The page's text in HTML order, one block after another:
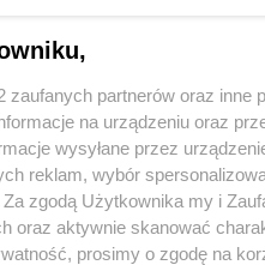
zaufanych partnerów oraz
na urządzeniu oraz
wysyłane przez
reklam, wybór
Za zgodą Użytkownika my i
oraz aktywnie skanować
prosimy o zgodę na